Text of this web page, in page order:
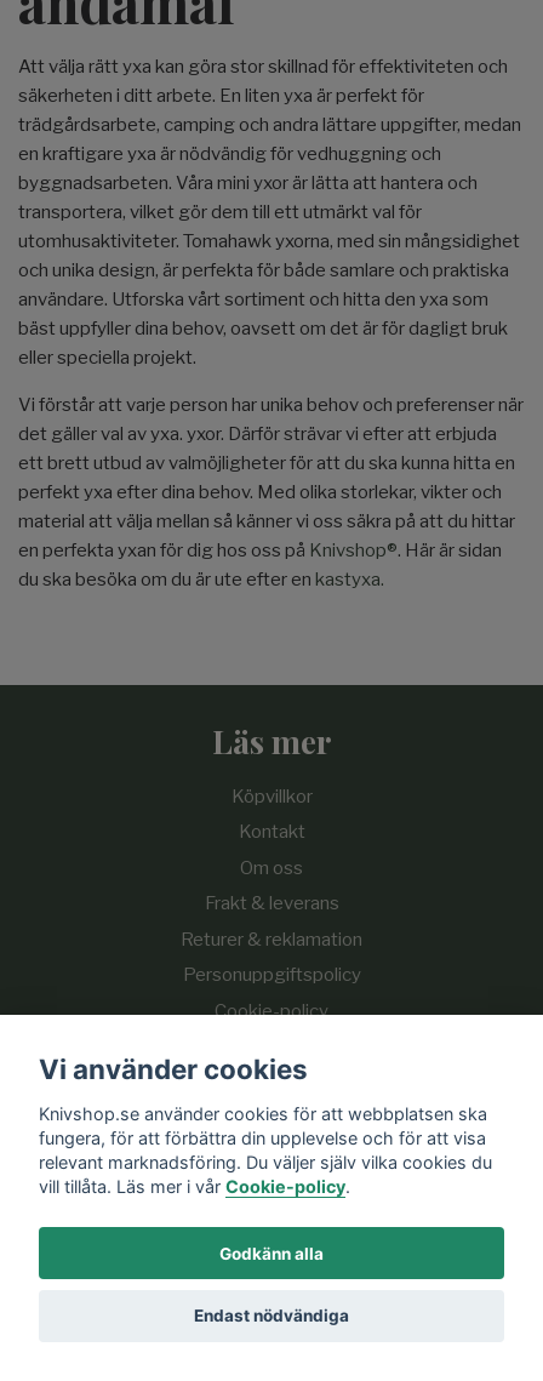
Att välja rätt yxa kan göra stor skillnad för effektiviteten och
säkerheten i ditt arbete. En liten yxa är perfekt för
trädgårdsarbete, camping och andra lättare uppgifter, medan
en kraftigare yxa är nödvändig för vedhuggning och
byggnadsarbeten. Våra mini yxor är lätta att hantera och
transportera, vilket gör dem till ett utmärkt val för
utomhusaktiviteter. Tomahawk yxorna, med sin mångsidighet
och unika design, är perfekta för både samlare och praktiska
användare. Utforska vårt sortiment och hitta den yxa som
bäst uppfyller dina behov, oavsett om det är för dagligt bruk
eller speciella projekt.
Vi förstår att varje person har unika behov och preferenser när
det gäller val av yxa. yxor. Därför strävar vi efter att erbjuda
ett brett utbud av valmöjligheter för att du ska kunna hitta en
perfekt yxa efter dina behov. Med olika storlekar, vikter och
material att välja mellan så känner vi oss säkra på att du hittar
en perfekta yxan för dig hos oss på Knivshop®. Här är sidan
du ska besöka om du är ute efter en kastyxa.
Läs mer
Köpvillkor
Kontakt
Om oss
Frakt & leverans
Returer & reklamation
Personuppgiftspolicy
Cookie-policy
Sociala medier
Prenumerera på vårt nyhetsbrev
Vi använder cookies
Knivshop.se använder cookies för att webbplatsen ska
fungera, för att förbättra din upplevelse och för att visa
relevant marknadsföring. Du väljer själv vilka cookies du
vill tillåta. Läs mer i vår Cookie-policy.
Godkänn alla
Endast nödvändiga